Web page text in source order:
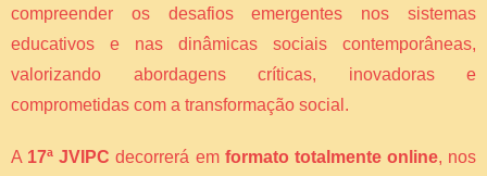
compreender os desafios emergentes nos sistemas
educativos e nas dinâmicas sociais contemporâneas,
valorizando abordagens críticas, inovadoras e
comprometidas com a transformação social.
A 17ª JVIPC decorrerá em formato totalmente online, nos